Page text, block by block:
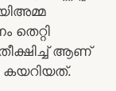
തെറ്റി
ആണ്
കയറിയത്.